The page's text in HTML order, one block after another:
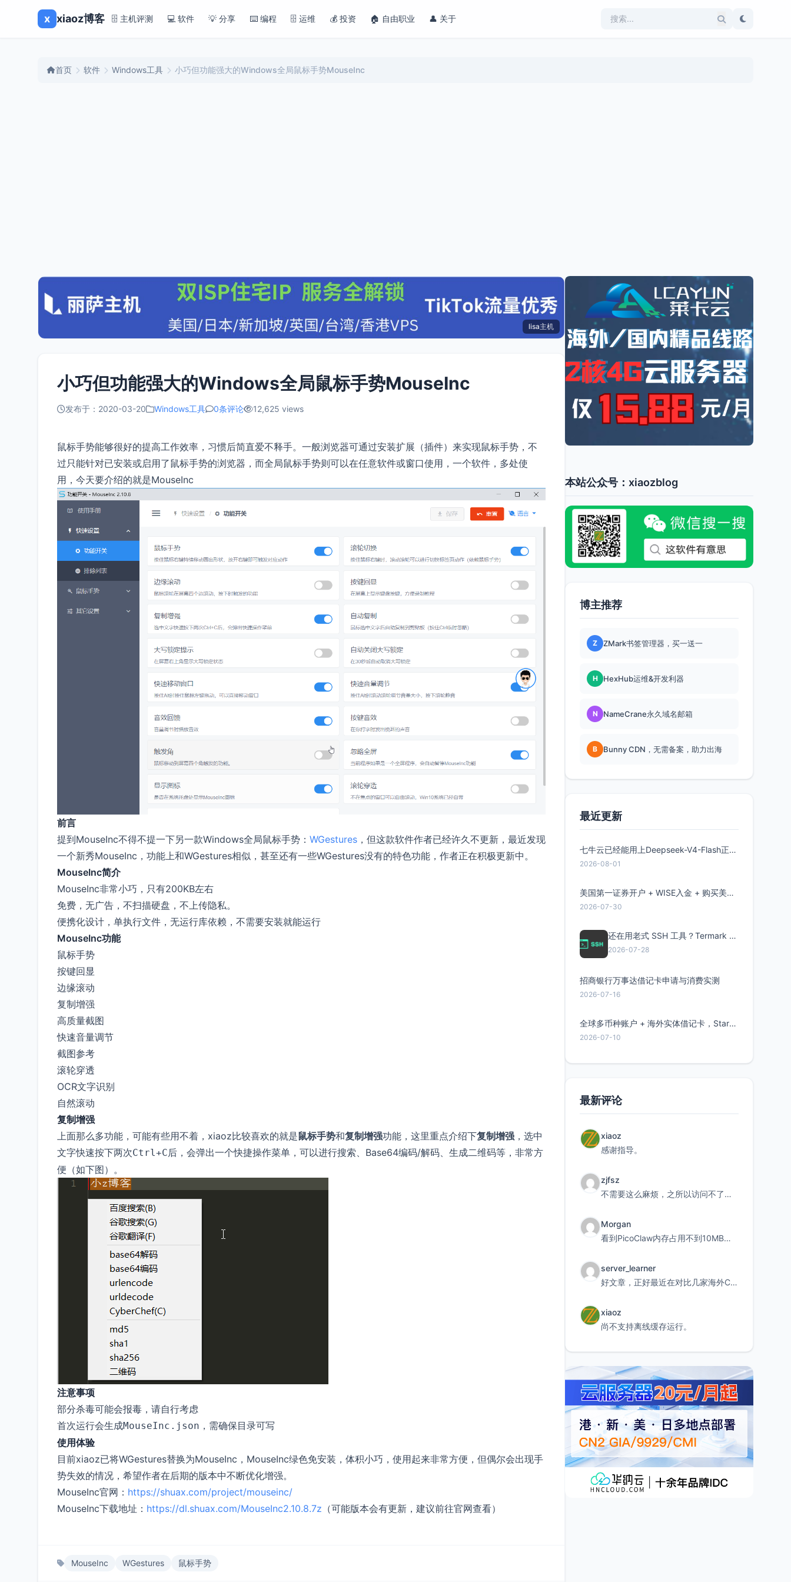
x xiaoz博客 🗄️ 主机评测 💻 软件 💡 分享 ⌨️ 编程 🗄️ 运维 💰 投资 🏠 自由职业 👤 关于
首页 软件 Windows工具 小巧但功能强大的Windows全局鼠标手势MouseInc
lisa主机
小巧但功能强大的Windows全局鼠标手势MouseInc
发布于：2020-03-20 Windows工具 0条评论 12,625 views
鼠标手势能够很好的提高工作效率，习惯后简直爱不释手。一般浏览器可通过安装扩展（插件）来实现鼠标手势，不
过只能针对已安装或启用了鼠标手势的浏览器，而全局鼠标手势则可以在任意软件或窗口使用，一个软件，多处使
用，今天要介绍的就是MouseInc
前言
提到MouseInc不得不提一下另一款Windows全局鼠标手势： WGestures ，但这款软件作者已经许久不更新，最近发现
一个新秀MouseInc，功能上和WGestures相似，甚至还有一些WGestures没有的特色功能，作者正在积极更新中。
MouseInc简介
MouseInc非常小巧，只有200KB左右
免费，无广告，不扫描硬盘，不上传隐私。
便携化设计，单执行文件，无运行库依赖，不需要安装就能运行
MouseInc功能
鼠标手势
按键回显
边缘滚动
复制增强
高质量截图
快速音量调节
截图参考
滚轮穿透
OCR文字识别
自然滚动
复制增强
上面那么多功能，可能有些用不着，xiaoz比较喜欢的就是鼠标手势和复制增强功能，这里重点介绍下复制增强 ，选中
文字快速按下两次Ctrl+C后，会弹出一个快捷操作菜单，可以进行搜索、Base64编码/解码、生成二维码等，非常方
便（如下图）。
注意事项
部分杀毒可能会报毒，请自行考虑
首次运行会生成MouseInc.json ，需确保目录可写
使用体验
目前xiaoz已将WGestures替换为MouseInc，MouseInc绿色免安装，体积小巧，使用起来非常方便，但偶尔会出现手
势失效的情况，希望作者在后期的版本中不断优化增强。
MouseInc官网： https://shuax.com/project/mouseinc/
MouseInc下载地址： https://dl.shuax.com/MouseInc2.10.8.7z （可能版本会有更新，建议前往官网查看）
MouseInc WGestures 鼠标手势
本站公众号：xiaozblog
博主推荐
Z ZMark书签管理器，买一送一
H HexHub运维&开发利器
N NameCrane永久域名邮箱
B Bunny CDN，无需备案，助力出海
最近更新
七牛云已经能用上Deepseek-V4-Flash正式版了，点此领取300万Token
2026-08-01
美国第一证券开户 + WISE入金 + 购买美股全流程分享
2026-07-30
还在用老式 SSH 工具？Termark 新一代跨平台智能SSH客户端了解一下
2026-07-28
招商银行万事达借记卡申请与消费实测
2026-07-16
全球多币种账户 + 海外实体借记卡，Starryblu开户教程与注意事项
2026-07-10
最新评论
xiaoz
感谢指导。
zjfsz
不需要这么麻烦，之所以访问不了，是由于非对称路由的问题，在爱快主路由添加一条静态路由192.168.
Morgan
看到PicoClaw内存占用不到10MB这个数据真的很惊喜，确实很适合我这种想用旧设备折腾AI的小白
server_learner
好文章，正好最近在对比几家海外CDN。文中提到CF免费版不支持自定义回源端口和HOST这个痛点太真实
xiaoz
尚不支持离线缓存运行。